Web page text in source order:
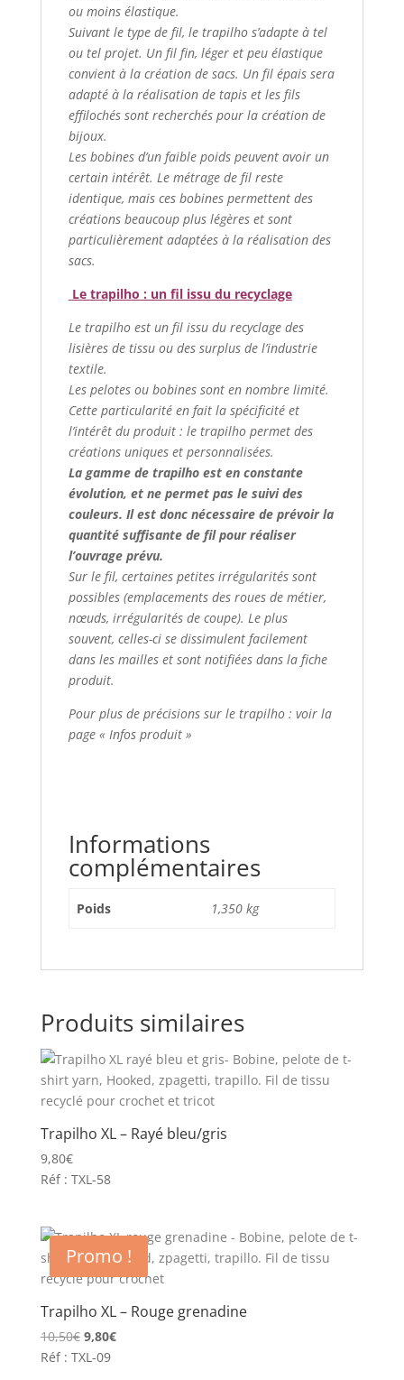
ou moins élastique.
Suivant le type de fil, le trapilho s’adapte à tel
ou tel projet. Un fil fin, léger et peu élastique
convient à la création de sacs. Un fil épais sera
adapté à la réalisation de tapis et les fils
effilochés sont recherchés pour la création de
bijoux.
Les bobines d’un faible poids peuvent avoir un
certain intérêt. Le métrage de fil reste
identique, mais ces bobines permettent des
créations beaucoup plus légères et sont
particulièrement adaptées à la réalisation des
sacs.
Le trapilho : un fil issu du recyclage
Le trapilho est un fil issu du recyclage des
lisières de tissu ou des surplus de l’industrie
textile.
Les pelotes ou bobines sont en nombre limité.
Cette particularité en fait la spécificité et
l’intérêt du produit : le trapilho permet des
créations uniques et personnalisées.
La gamme de trapilho est en constante
évolution, et ne permet pas le suivi des
couleurs. Il est donc nécessaire de prévoir la
quantité suffisante de fil pour réaliser
l’ouvrage prévu.
Sur le fil, certaines petites irrégularités sont
possibles (emplacements des roues de métier,
nœuds, irrégularités de coupe). Le plus
souvent, celles-ci se dissimulent facilement
dans les mailles et sont notifiées dans la fiche
produit.
Pour plus de précisions sur le trapilho : voir la
page « Infos produit »
Informations
complémentaires
Poids 1,350 kg
Produits similaires
Trapilho XL – Rayé bleu/gris
9,80€
Réf : TXL-58
Promo !
Trapilho XL – Rouge grenadine
10,50€ Le
prix
9,80€Le
Réf : TXL-09